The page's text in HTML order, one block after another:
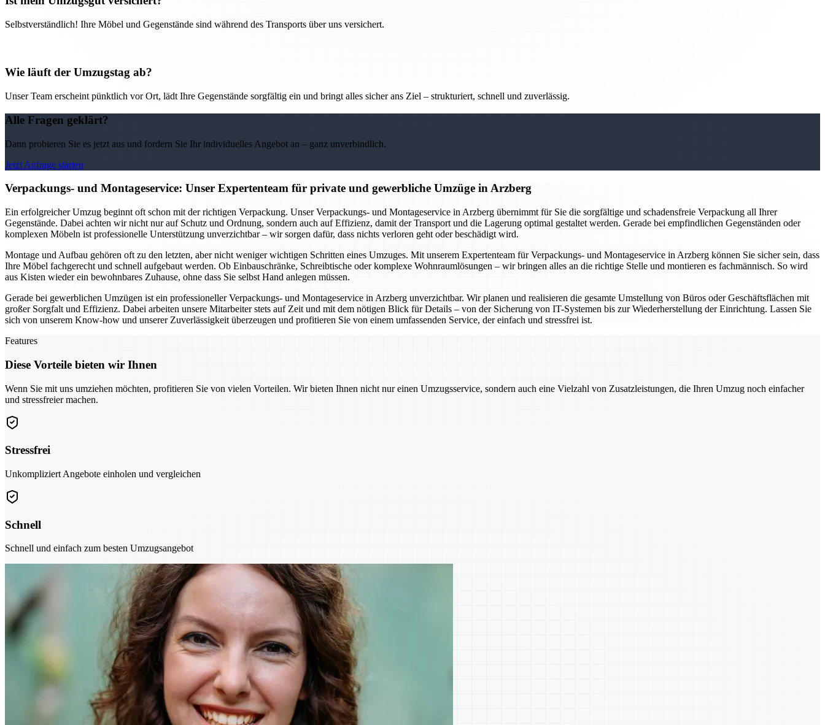
Selbstverständlich! Ihre Möbel und Gegenstände sind während des Transports über uns versichert.
Wie läuft der Umzugstag ab?
Unser Team erscheint pünktlich vor Ort, lädt Ihre Gegenstände sorgfältig ein und bringt alles sicher ans Ziel – strukturiert, schnell und zuverlässig.
Alle Fragen geklärt?
Dann probieren Sie es jetzt aus und fordern Sie Ihr individuelles Angebot an – ganz unverbindlich.
Jetzt Anfrage starten
Verpackungs- und Montageservice: Unser Expertenteam für private und gewerbliche Umzüge in Arzberg
Ein erfolgreicher Umzug beginnt oft schon mit der richtigen Verpackung. Unser Verpackungs- und Montageservice in Arzberg übernimmt für Sie die sorgfältige und schadensfreie Verpackung all Ihrer
Gegenstände. Dabei achten wir nicht nur auf Schutz und Ordnung, sondern auch auf Effizienz, damit der Transport und die Lagerung optimal gestaltet werden. Gerade bei empfindlichen Gegenständen oder
komplexen Möbeln ist professionelle Unterstützung unverzichtbar – wir sorgen dafür, dass nichts verloren geht oder beschädigt wird.
Montage und Aufbau gehören oft zu den letzten, aber nicht weniger wichtigen Schritten eines Umzuges. Mit unserem Expertenteam für Verpackungs- und Montageservice in Arzberg können Sie sicher sein, dass
Ihre Möbel fachgerecht und schnell aufgebaut werden. Ob Einbauschränke, Schreibtische oder komplexe Wohnraumlösungen – wir bringen alles an die richtige Stelle und montieren es fachmännisch. So wird
aus Kisten wieder ein bewohnbares Zuhause, ohne dass Sie selbst Hand anlegen müssen.
Gerade bei gewerblichen Umzügen ist ein professioneller Verpackungs- und Montageservice in Arzberg unverzichtbar. Wir planen und realisieren die gesamte Umstellung von Büros oder Geschäftsflächen mit
großer Sorgfalt und Effizienz. Dabei arbeiten unsere Mitarbeiter stets auf Zeit und mit dem nötigen Blick für Details – von der Sicherung von IT-Systemen bis zur Wiederherstellung der Einrichtung. Lassen Sie
sich von unserem Know-how und unserer Zuverlässigkeit überzeugen und profitieren Sie von einem umfassenden Service, der einfach und stressfrei ist.
Features
Diese Vorteile bieten wir Ihnen
Wenn Sie mit uns umziehen möchten, profitieren Sie von vielen Vorteilen. Wir bieten Ihnen nicht nur einen Umzugsservice, sondern auch eine Vielzahl von Zusatzleistungen, die Ihren Umzug noch einfacher
und stressfreier machen.
Stressfrei
Unkompliziert Angebote einholen und vergleichen
Schnell
Schnell und einfach zum besten Umzugsangebot